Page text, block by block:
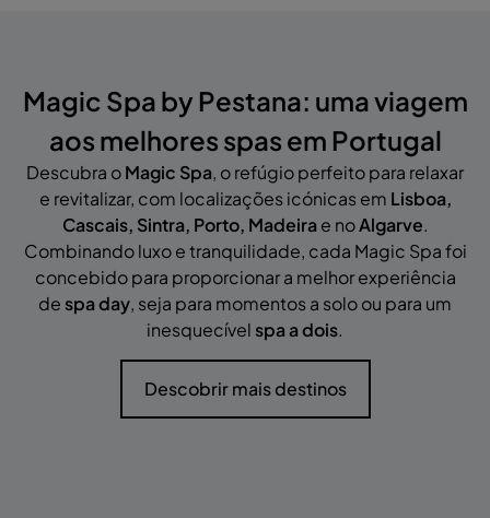
Magic Spa by Pestana: uma viagem
aos melhores spas em Portugal
Descubra oMagic Spa, o refúgio perfeito para relaxar
e revitalizar, com localizações icónicas em Lisboa,
Cascais, Sintra, Porto, Madeira e noAlgarve.
Combinando luxo e tranquilidade, cada Magic Spa foi
concebido para proporcionar a melhor experiência
de spa day, seja para momentos a solo ou para um
inesquecível spa a dois.
Descobrir mais destinos